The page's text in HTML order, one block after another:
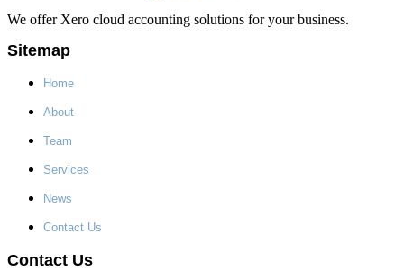
We offer Xero cloud accounting solutions for your business.
Sitemap
Home
About
Team
Services
News
Contact Us
Contact Us